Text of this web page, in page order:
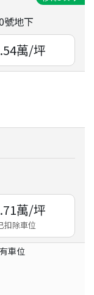
號地下
萬/坪
萬/坪
扣除車位
有車位